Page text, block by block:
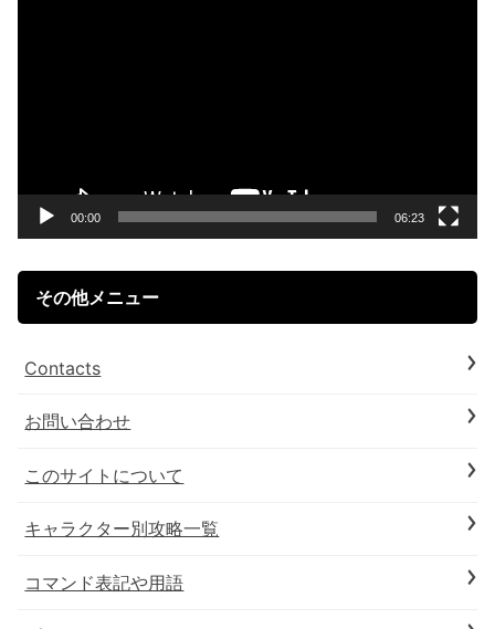
00:00 06:23
その他メニュー
Contacts
お問い合わせ
このサイトについて
キャラクター別攻略一覧
コマンド表記や用語